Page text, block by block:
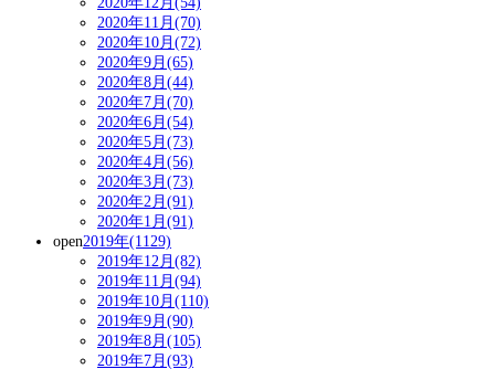
2020年11月(70)
2020年10月(72)
2020年9月(65)
2020年8月(44)
2020年7月(70)
2020年6月(54)
2020年5月(73)
2020年4月(56)
2020年3月(73)
2020年2月(91)
2020年1月(91)
open2019年(1129)
2019年12月(82)
2019年11月(94)
2019年10月(110)
2019年9月(90)
2019年8月(105)
2019年7月(93)